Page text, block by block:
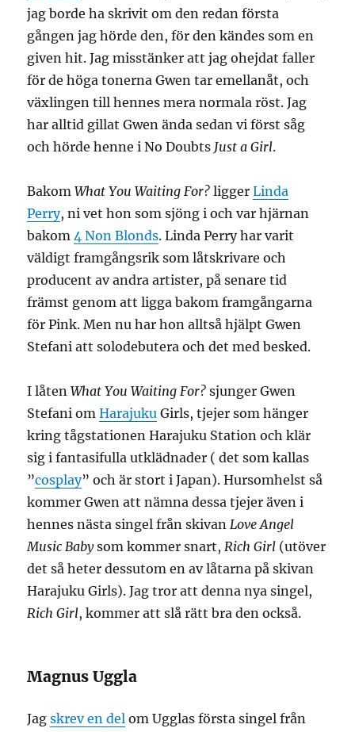
jag borde ha skrivit om den redan första
gången jag hörde den, för den kändes som en
given hit. Jag misstänker att jag ohejdat faller
för de höga tonerna Gwen tar emellanåt, och
växlingen till hennes mera normala röst. Jag
har alltid gillat Gwen ända sedan vi först såg
och hörde henne i No Doubts Just a Girl.
BakomWhat You Waiting For? liggerLinda
Perry, ni vet hon som sjöng i och var hjärnan
bakom4 Non Blonds. Linda Perry har varit
väldigt framgångsrik som låtskrivare och
producent av andra artister, på senare tid
främst genom att ligga bakom framgångarna
för Pink. Men nu har hon alltså hjälpt Gwen
Stefani att solodebutera och det med besked.
I låtenWhat You Waiting For? sjunger Gwen
Stefani omHarajuku Girls, tjejer som hänger
kring tågstationen Harajuku Station och klär
sig i fantasifulla utklädnader ( det som kallas
”cosplay” och är stort i Japan). Hursomhelst så
kommer Gwen att nämna dessa tjejer även i
hennes nästa singel från skivanLove Angel
Music Babysom kommer snart,Rich Girl (utöver
det så heter dessutom en av låtarna på skivan
Harajuku Girls). Jag tror att denna nya singel,
Rich Girl, kommer att slå rätt bra den också.
Magnus Uggla
Jagskrev en del om Ugglas första singel från